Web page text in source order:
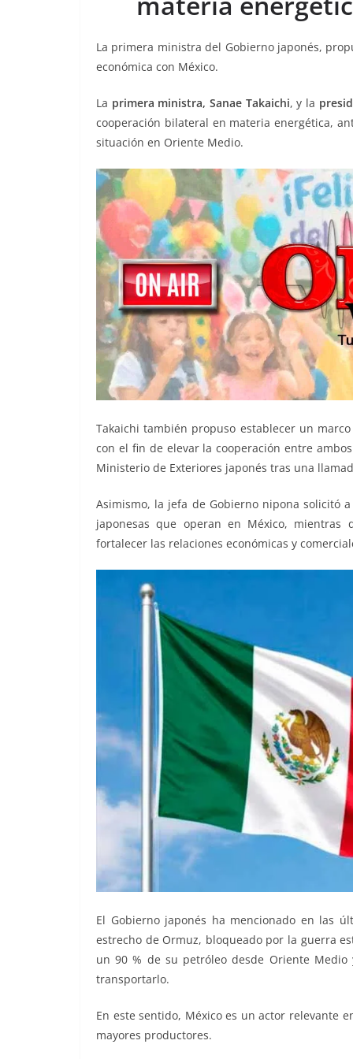
o
o
k
p
p
n
k
m
La primera ministra del Gobierno japonés,
económica con México.
La primera ministra, Sanae Takaichi, y la
cooperación bilateral en materia energética,
situación en Oriente Medio.
Takaichi también propuso establecer un
con el fin de elevar la cooperación entre
Ministerio de Exteriores japonés tras una
Asimismo, la jefa de Gobierno nipona solicitó
japonesas que operan en México,
fortalecer las relaciones económicas y
El Gobierno japonés ha mencionado en las
estrecho de Ormuz, bloqueado por la guerra
un 90 % de su petróleo desde Oriente
transportarlo.
En este sentido, México es un actor relevante
mayores productores.